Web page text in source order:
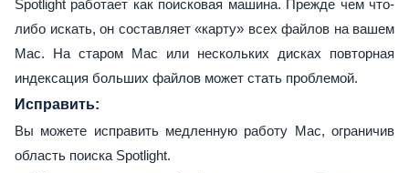
Spotlight работает как поисковая машина. Прежде чем что-
либо искать, он составляет «карту» всех файлов на вашем
Mac. На старом Mac или нескольких дисках повторная
индексация больших файлов может стать проблемой.
Исправить:
Вы можете исправить медленную работу Mac, ограничив
область поиска Spotlight.